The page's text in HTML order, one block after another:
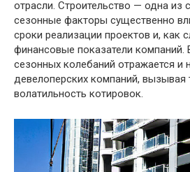
отрасли. Строительство — одна из
сезонные факторы существенно
сроки реализации проектов и, как
финансовые показатели компаний.
сезонных колебаний отражается и
девелоперских компаний,
волатильность котировок.